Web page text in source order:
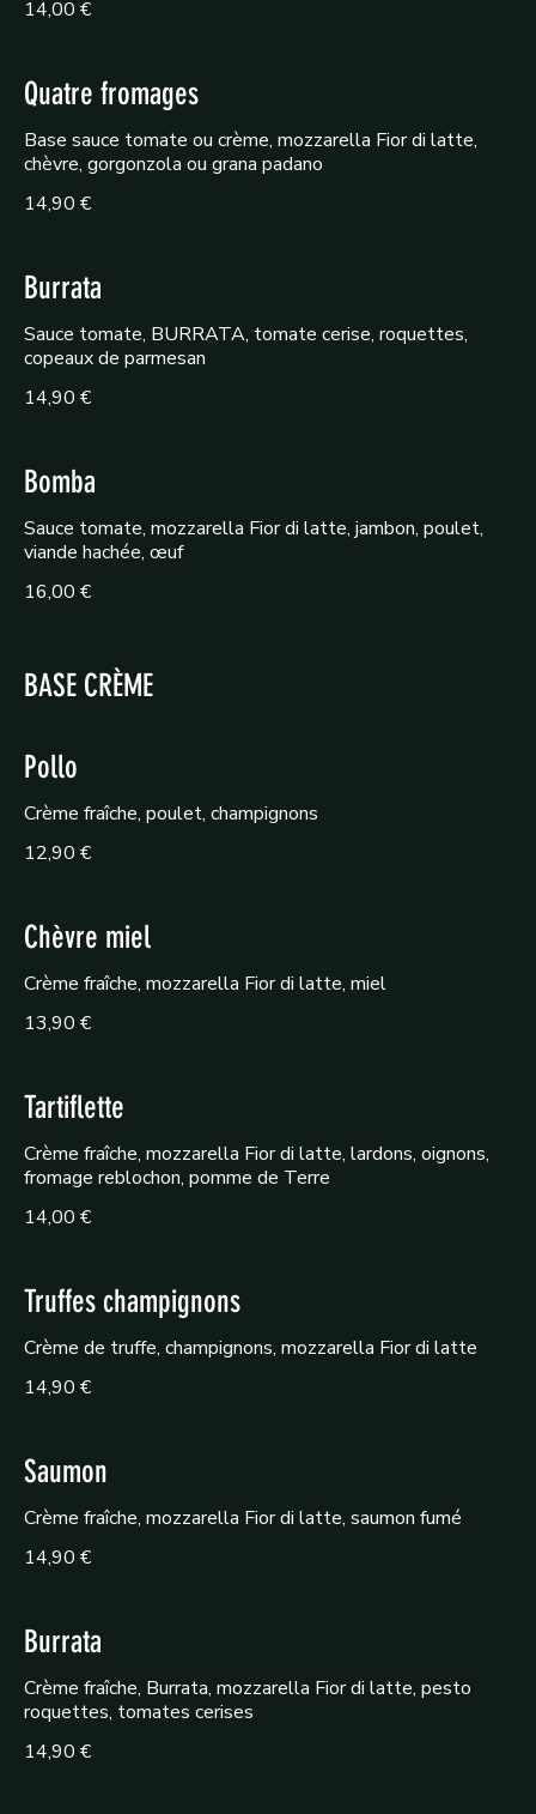
14,00 €
Quatre fromages
Base sauce tomate ou crème, mozzarella Fior di latte,
chèvre, gorgonzola ou grana padano
14,90 €
Burrata
Sauce tomate, BURRATA, tomate cerise, roquettes,
copeaux de parmesan
14,90 €
Bomba
Sauce tomate, mozzarella Fior di latte, jambon, poulet,
viande hachée, œuf
16,00 €
BASE CRÈME
Pollo
Crème fraîche, poulet, champignons
12,90 €
Chèvre miel
Crème fraîche, mozzarella Fior di latte, miel
13,90 €
Tartiflette
Crème fraîche, mozzarella Fior di latte, lardons, oignons,
fromage reblochon, pomme de Terre
14,00 €
Truffes champignons
Crème de truffe, champignons, mozzarella Fior di latte
14,90 €
Saumon
Crème fraîche, mozzarella Fior di latte, saumon fumé
14,90 €
Burrata
Crème fraîche, Burrata, mozzarella Fior di latte, pesto
roquettes, tomates cerises
14,90 €